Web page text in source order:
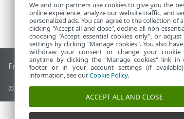
End of Life Baza wiedzy ESETForum ESET ESET
© 1992 - 2026 ESET, spol. s r.o. – Wszelkie prawa
We and our partners use cookies to give you the
online experience, analyze our website traffic, and
personalized ads. You can agree to the collection of
clicking "Accept all and close", decline all non-
choosing "Accept essential cookies only", or
settings by clicking "Manage cookies". You also
withdraw your consent or change your cookie
anytime by clicking the "Manage cookies" link in
footer or in your account settings (if
information, see ourCookie Policy.
ACCEPT ALL AND CLOSE